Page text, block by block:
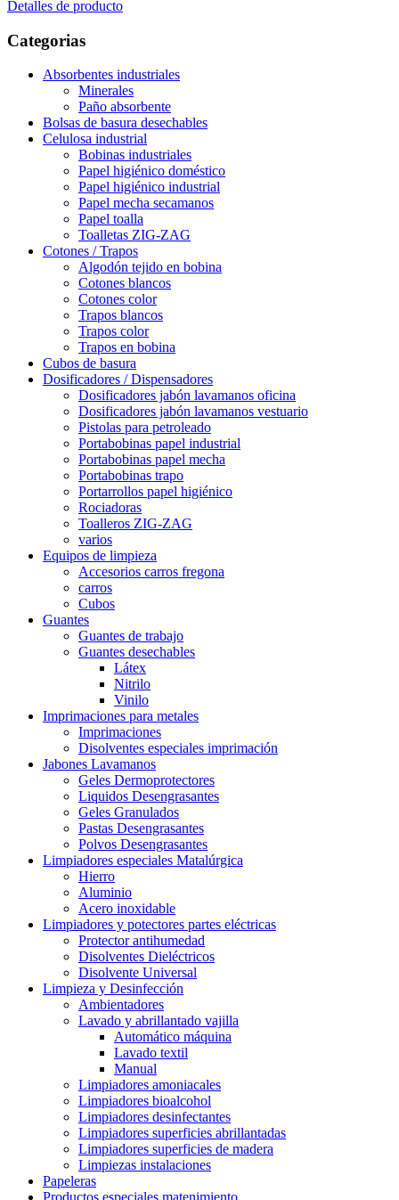
Detalles de producto
Categorias
Absorbentes industriales
Minerales
Paño absorbente
Bolsas de basura desechables
Celulosa industrial
Bobinas industriales
Papel higiénico doméstico
Papel higiénico industrial
Papel mecha secamanos
Papel toalla
Toalletas ZIG-ZAG
Cotones / Trapos
Algodón tejido en bobina
Cotones blancos
Cotones color
Trapos blancos
Trapos color
Trapos en bobina
Cubos de basura
Dosificadores / Dispensadores
Dosificadores jabón lavamanos oficina
Dosificadores jabón lavamanos vestuario
Pistolas para petroleado
Portabobinas papel industrial
Portabobinas papel mecha
Portabobinas trapo
Portarrollos papel higiénico
Rociadoras
Toalleros ZIG-ZAG
varios
Equipos de limpieza
Accesorios carros fregona
carros
Cubos
Guantes
Guantes de trabajo
Guantes desechables
Látex
Nitrilo
Vinilo
Imprimaciones para metales
Imprimaciones
Disolventes especiales imprimación
Jabones Lavamanos
Geles Dermoprotectores
Liquidos Desengrasantes
Geles Granulados
Pastas Desengrasantes
Polvos Desengrasantes
Limpiadores especiales Matalúrgica
Hierro
Aluminio
Acero inoxidable
Limpiadores y potectores partes eléctricas
Protector antihumedad
Disolventes Dieléctricos
Disolvente Universal
Limpieza y Desinfección
Ambientadores
Lavado y abrillantado vajilla
Automático máquina
Lavado textil
Manual
Limpiadores amoniacales
Limpiadores bioalcohol
Limpiadores desinfectantes
Limpiadores superficies abrillantadas
Limpiadores superficies de madera
Limpiezas instalaciones
Papeleras